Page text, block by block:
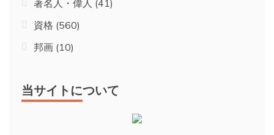
著名人・偉人 (41)
資格 (560)
邦画 (10)
当サイトについて